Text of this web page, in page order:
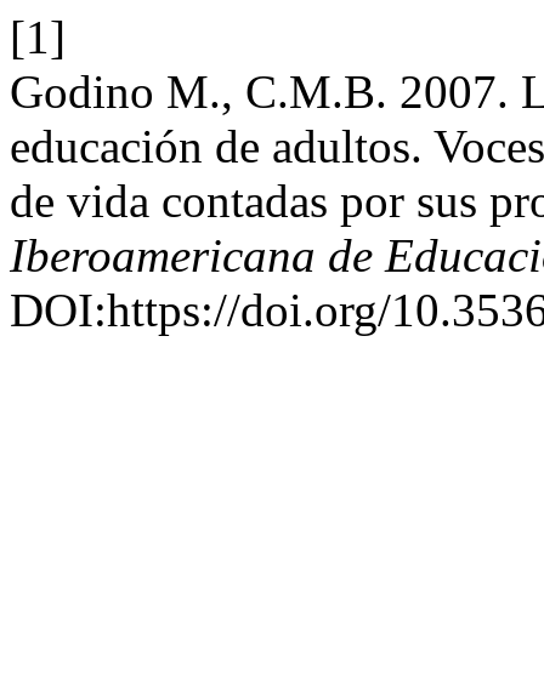
[1]
Godino M., C.M.B. 2007.
educación de adultos.
de vida contadas por sus
Iberoamericana de
DOI:https://doi.org/